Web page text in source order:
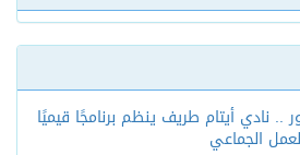
.. نادي أيتام طريف ينظم برنامجًا قيميًا
الجماعي